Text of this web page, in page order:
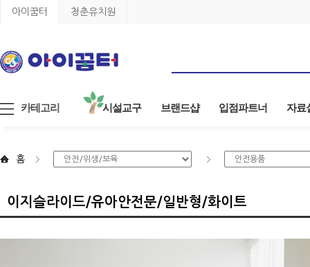
아이꿈터 청춘유치원
카테고리 시설교구 브랜드샵 입점파트너 자료
홈
이지슬라이드/유아안전문/일반형/화이트